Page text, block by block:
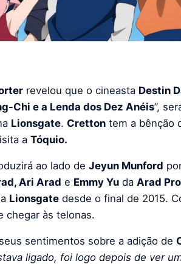
revelou que o cineasta Destin
Chi e a Lenda dos Dez Anéis”,
Lionsgate. Cretton tem a bênção
a Tóquio.
ao lado de Jeyun Munford
Ari Arad e Emmy Yu da Arad
Lionsgate desde o final de 2015.
chegar às telonas.
sentimentos sobre a adição de
ligado, foi logo depois de ver